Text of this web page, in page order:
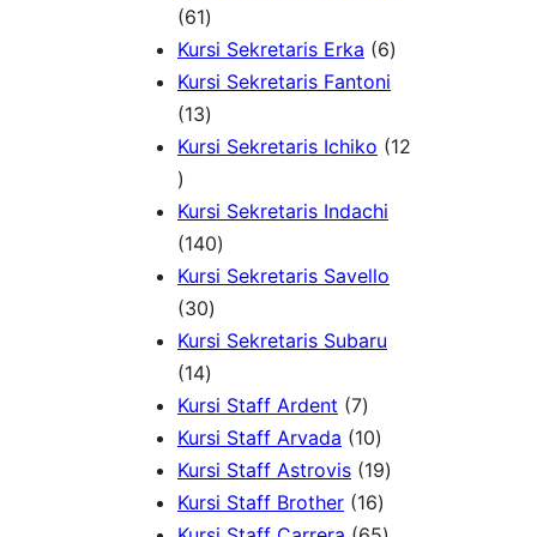
d
u
k
P
r
d
k
616
1
P
r
o
u
k
Kursi Sekretaris Erka 66
P
o
Kursi Sekretaris Fantoni
131
3
r
o
d
u
k
Kursi Sekretaris Ichiko
12
1
2
P
r
o
d
u
k
Kursi Sekretaris Indachi
1401
4
P
o
d
u
k
Kursi Sekretaris Savello
303
0
P
r
o
d
u
Kursi Sekretaris Subaru
141
4
P
r
o
Kursi Staff Ardent 77
P
r
o
Kursi Staff Arvada 101
0
P
Kursi Staff Astrovis 191
Kursi Staff Brother 161